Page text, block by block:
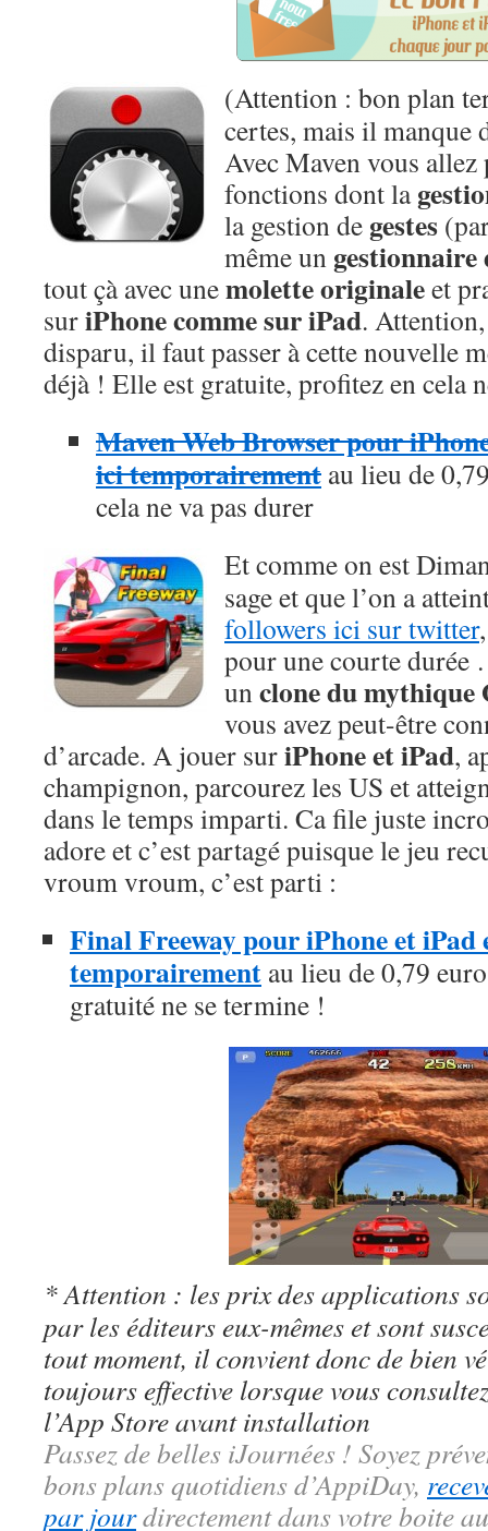
(Attention : bon plan
certes, mais il manque
Avec Maven vous
fonctions dont la
la gestion de gestes
même un gestionnaire
tout çà avec unemolette originaleet
suriPhone comme sur iPad.
disparu, il faut passer à cette nouvelle
déjà ! Elle est gratuite, profitez en cela
Maven Web Browser pour
ici temporairement au lieu de
cela ne va pas durer
Et comme on est
sage et que l’on a
followers ici sur twitter
pour une courte durée
unclone du mythique
vous avez peut-être
d’arcade. A jouer suriPhone et iPad,
champignon, parcourez les US et
dans le temps imparti. Ca file juste
adore et c’est partagé puisque le jeu
vroum vroum, c’est parti :
Final Freeway pour iPhone et
temporairement au lieu de 0,79
gratuité ne se termine !
* Attention : les prix des applications
par les éditeurs eux-mêmes et sont
tout moment, il convient donc de bien
toujours effective lorsque vous
l’App Store avant installation
Passez de belles iJournées ! Soyez
bons plans quotidiens d’AppiDay,
par jourdirectement dans votre boite